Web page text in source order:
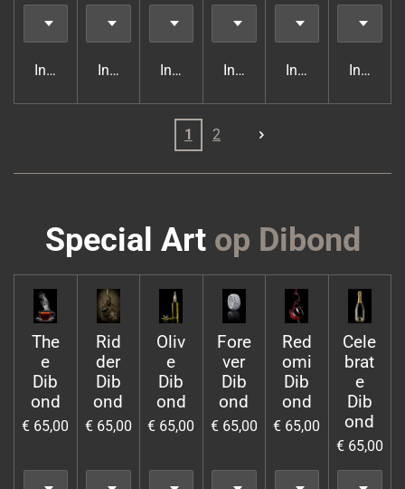
In winkelwagenIn winkelwagenIn winkelwagenIn winkelwagenIn winkelwagen
In
1 2
Special Art op Dibond
The
e
Dib
ond
€ 65,00
Rid
der
Dib
ond
€ 65,00
Oliv
e
Dib
ond
€ 65,00
Fore
ver
Dib
ond
€ 65,00
Red
omi
Dib
ond
€ 65,00
Cele
brat
e
Dib
ond
€ 65,00